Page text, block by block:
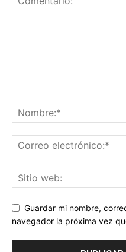
Guardar mi nombre,
navegador la próxima vez